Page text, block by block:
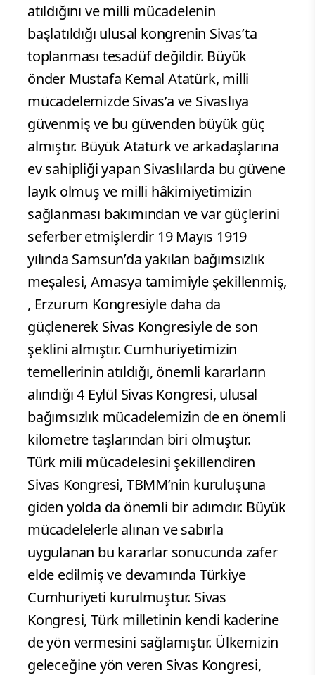
atıldığını ve milli mücadelenin
başlatıldığı ulusal kongrenin Sivas’ta
toplanması tesadüf değildir. Büyük
önder Mustafa Kemal Atatürk, milli
mücadelemizde Sivas’a ve Sivaslıya
güvenmiş ve bu güvenden büyük güç
almıştır. Büyük Atatürk ve arkadaşlarına
ev sahipliği yapan Sivaslılarda bu güvene
layık olmuş ve milli hâkimiyetimizin
sağlanması bakımından ve var güçlerini
seferber etmişlerdir 19 Mayıs 1919
yılında Samsun’da yakılan bağımsızlık
meşalesi, Amasya tamimiyle şekillenmiş,
, Erzurum Kongresiyle daha da
güçlenerek Sivas Kongresiyle de son
şeklini almıştır. Cumhuriyetimizin
temellerinin atıldığı, önemli kararların
alındığı 4 Eylül Sivas Kongresi, ulusal
bağımsızlık mücadelemizin de en önemli
kilometre taşlarından biri olmuştur.
Türk mili mücadelesini şekillendiren
Sivas Kongresi, TBMM’nin kuruluşuna
giden yolda da önemli bir adımdır. Büyük
mücadelelerle alınan ve sabırla
uygulanan bu kararlar sonucunda zafer
elde edilmiş ve devamında Türkiye
Cumhuriyeti kurulmuştur. Sivas
Kongresi, Türk milletinin kendi kaderine
de yön vermesini sağlamıştır. Ülkemizin
geleceğine yön veren Sivas Kongresi,